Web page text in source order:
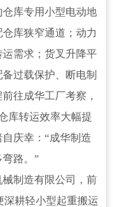
库专用小型电动地
库狭窄通道；动力
需求；货叉升降平
过载保护、断电制
往成华工厂考察，
库转运效率大幅提
庆幸：“成华制造
路。”
制造有限公司，前
深耕轻小型起重搬运